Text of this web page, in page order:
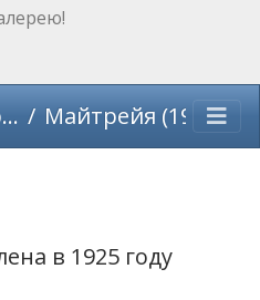
Майтрейя (1925)
в 1925 году